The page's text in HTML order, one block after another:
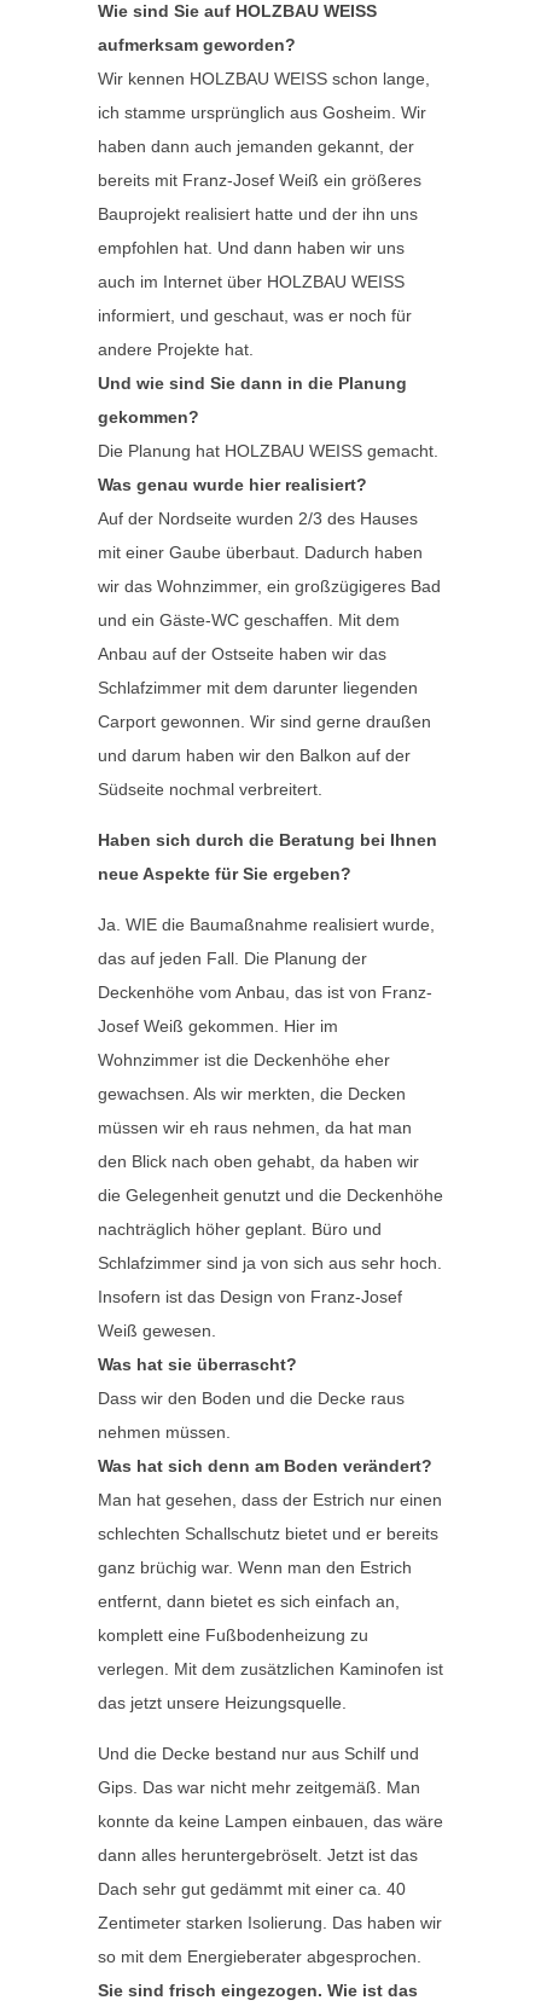
Wie sind Sie auf HOLZBAU WEISS
aufmerksam geworden?
Wir kennen HOLZBAU WEISS schon lange,
ich stamme ursprünglich aus Gosheim. Wir
haben dann auch jemanden gekannt, der
bereits mit Franz-Josef Weiß ein größeres
Bauprojekt realisiert hatte und der ihn uns
empfohlen hat. Und dann haben wir uns
auch im Internet über HOLZBAU WEISS
informiert, und geschaut, was er noch für
andere Projekte hat.
Und wie sind Sie dann in die Planung
gekommen?
Die Planung hat HOLZBAU WEISS gemacht.
Was genau wurde hier realisiert?
Auf der Nordseite wurden 2/3 des Hauses
mit einer Gaube überbaut. Dadurch haben
wir das Wohnzimmer, ein großzügigeres Bad
und ein Gäste-WC geschaffen. Mit dem
Anbau auf der Ostseite haben wir das
Schlafzimmer mit dem darunter liegenden
Carport gewonnen. Wir sind gerne draußen
und darum haben wir den Balkon auf der
Südseite nochmal verbreitert.
Haben sich durch die Beratung bei Ihnen
neue Aspekte für Sie ergeben?
Ja. WIE die Baumaßnahme realisiert wurde,
das auf jeden Fall. Die Planung der
Deckenhöhe vom Anbau, das ist von Franz-
Josef Weiß gekommen. Hier im
Wohnzimmer ist die Deckenhöhe eher
gewachsen. Als wir merkten, die Decken
müssen wir eh raus nehmen, da hat man
den Blick nach oben gehabt, da haben wir
die Gelegenheit genutzt und die Deckenhöhe
nachträglich höher geplant. Büro und
Schlafzimmer sind ja von sich aus sehr hoch.
Insofern ist das Design von Franz-Josef
Weiß gewesen.
Was hat sie überrascht?
Dass wir den Boden und die Decke raus
nehmen müssen.
Was hat sich denn am Boden verändert?
Man hat gesehen, dass der Estrich nur einen
schlechten Schallschutz bietet und er bereits
ganz brüchig war. Wenn man den Estrich
entfernt, dann bietet es sich einfach an,
komplett eine Fußbodenheizung zu
verlegen. Mit dem zusätzlichen Kaminofen ist
das jetzt unsere Heizungsquelle.
Und die Decke bestand nur aus Schilf und
Gips. Das war nicht mehr zeitgemäß. Man
konnte da keine Lampen einbauen, das wäre
dann alles heruntergebröselt. Jetzt ist das
Dach sehr gut gedämmt mit einer ca. 40
Zentimeter starken Isolierung. Das haben wir
so mit dem Energieberater abgesprochen.
Sie sind frisch eingezogen. Wie ist das